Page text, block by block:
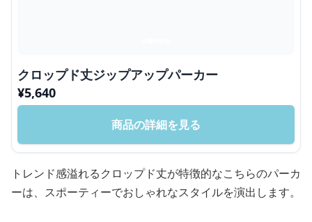
クロップド丈ジップアップパーカー
¥5,640
商品の詳細を見る
トレンド感溢れるクロップド丈が特徴的なこちらのパーカ
ーは、スポーティーでおしゃれなスタイルを演出します。